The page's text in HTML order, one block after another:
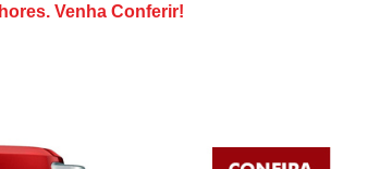
Venha Conferir!